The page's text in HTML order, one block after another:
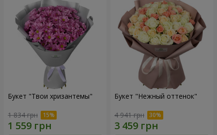
Букет "Твои хризантемы"
1 834 грн
Букет "Нежный оттенок"
4 941 грн